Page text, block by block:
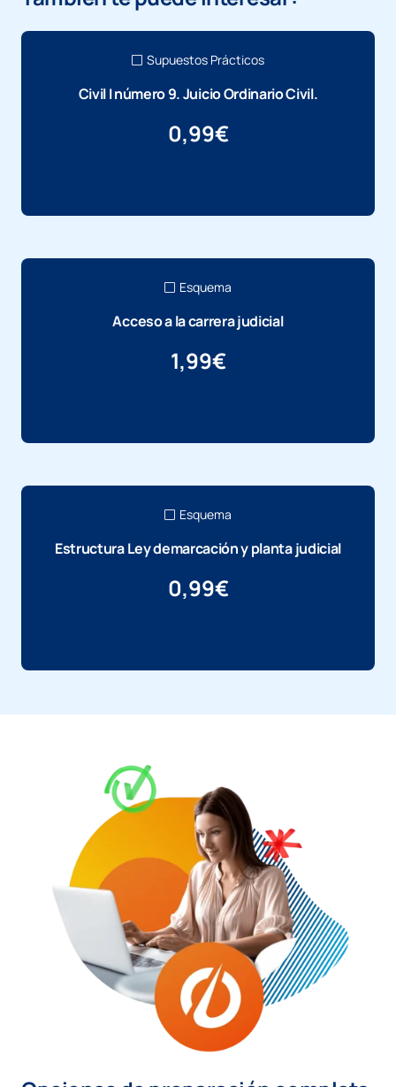
Supuestos Prácticos
Civil I número 9. Juicio Ordinario Civil.
0,99€
Esquema
Acceso a la carrera judicial
1,99€
Esquema
Estructura Ley demarcación y planta judicial
0,99€